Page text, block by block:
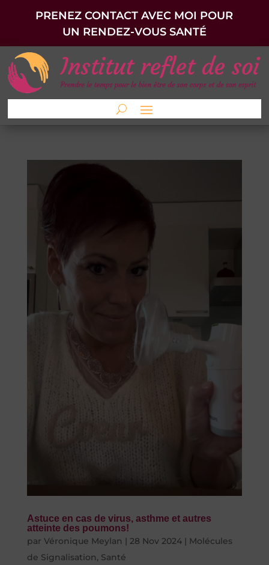
PRENEZ CONTACT AVEC MOI POUR
UN RENDEZ-VOUS SANTÉ
Astuce en cas de virus, asthme et autres
atteinte des poumons!
par Véronique Meylan 28 Nov 2024| Molécules
de Signalisation, Santé